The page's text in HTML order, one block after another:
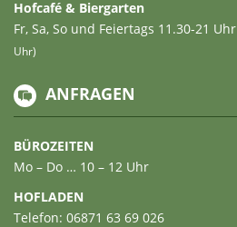
Hofcafé & Biergarten
Fr, Sa, So und Feiertags 11.30-21 Uhr
Uhr)
ANFRAGEN
BÜROZEITEN
Mo – Do … 10 – 12 Uhr
HOFLADEN
Telefon: 06871 63 69 026